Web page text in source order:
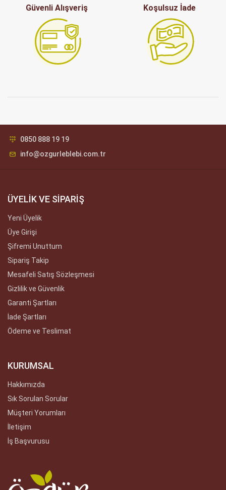
Güvenli Alışveriş Koşulsuz İade
0850 888 19 19
info@ozgurleblebi.com.tr
ÜYELİK VE SİPARİŞ
Yeni Üyelik
Üye Girişi
Şifremi Unuttum
Sipariş Takip
Mesafeli Satış Sözleşmesi
Gizlilik ve Güvenlik
Garanti Şartları
İade Şartları
Ödeme ve Teslimat
KURUMSAL
Hakkımızda
Sık Sorulan Sorular
Müşteri Yorumları
İletişim
İş Başvurusu